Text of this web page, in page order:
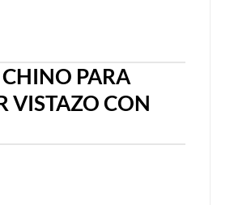
PARA
VISTAZO CON